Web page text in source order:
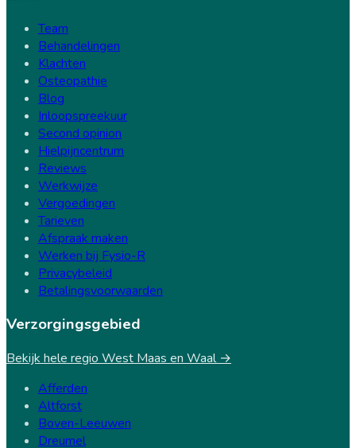
Team
Behandelingen
Klachten
Osteopathie
Blog
Inloopspreekuur
Second opinion
Hielpijncentrum
Reviews
Werkwijze
Vergoedingen
Tarieven
Afspraak maken
Werken bij Fysio-R
Privacybeleid
Betalingsvoorwaarden
Verzorgingsgebied
Bekijk hele regio West Maas en Waal →
Afferden
Altforst
Boven-Leeuwen
Dreumel